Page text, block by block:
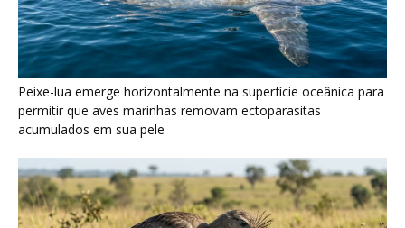
Peixe-lua emerge horizontalmente na superfície oceânica para
permitir que aves marinhas removam ectoparasitas
acumulados em sua pele